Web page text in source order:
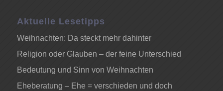
Aktuelle Lesetipps
Weihnachten: Da steckt mehr dahinter
Religion oder Glauben – der feine Unterschied
Bedeutung und Sinn von Weihnachten
Eheberatung – Ehe = verschieden und doch